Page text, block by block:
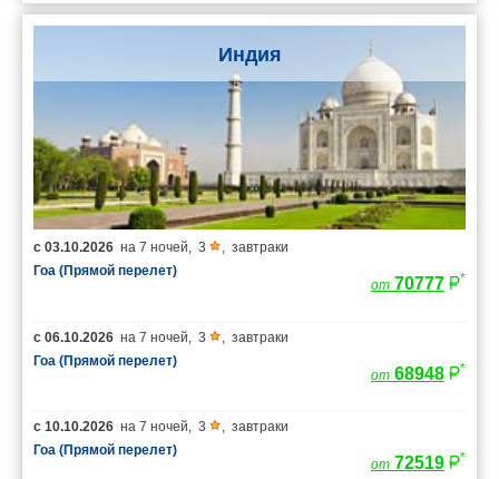
Индия
с 03.10.2026 на 7 ночей, 3 , завтраки
Гоа (Прямой перелет)
от 70777 *
с 06.10.2026 на 7 ночей, 3 , завтраки
Гоа (Прямой перелет)
от 68948 *
с 10.10.2026 на 7 ночей, 3 , завтраки
Гоа (Прямой перелет)
от 72519 *